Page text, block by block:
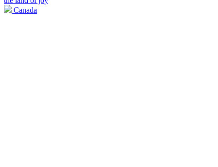
Canada